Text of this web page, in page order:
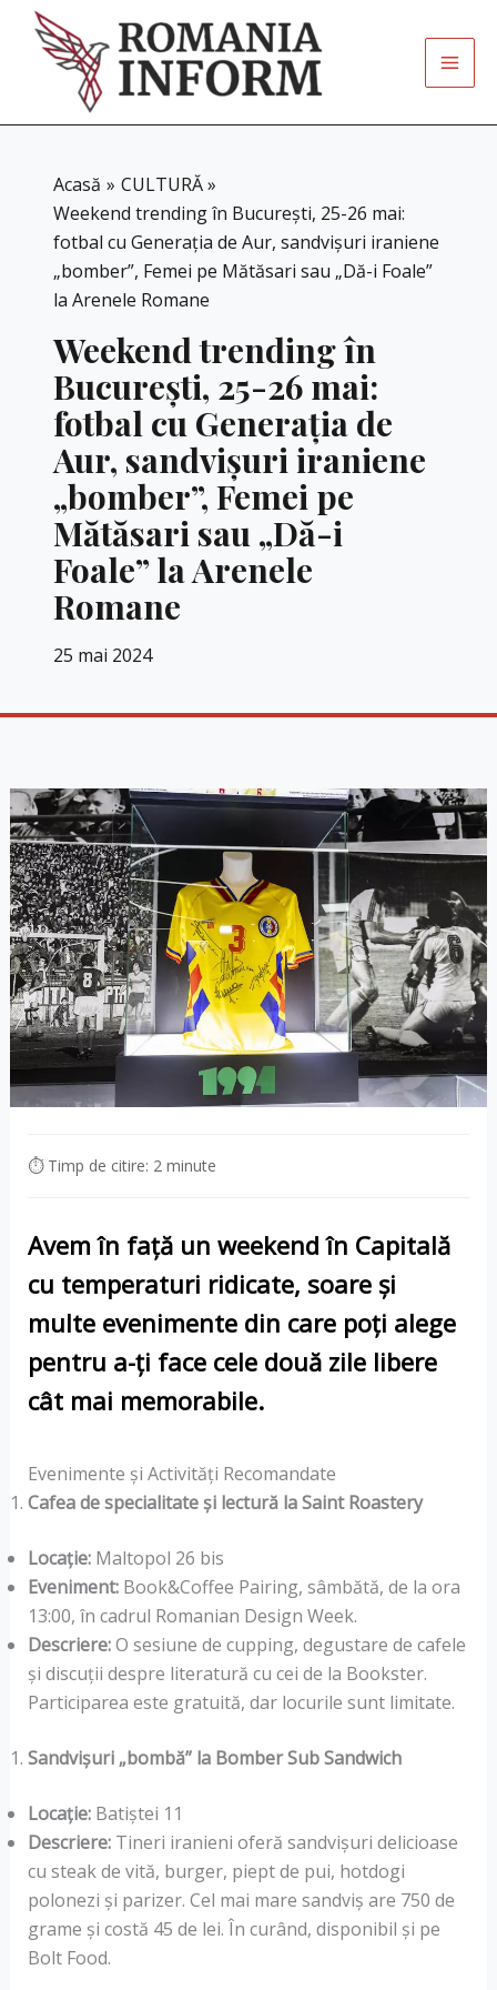
content
Acasă
CULTURĂ
Weekend trending în București, 25-26 mai:
fotbal cu Generația de Aur, sandvișuri iraniene
„bomber”, Femei pe Mătăsari sau „Dă-i Foale”
la Arenele Romane
Weekend trending în
București, 25-26 mai:
fotbal cu Generația de
Aur, sandvișuri iraniene
„bomber”, Femei pe
Mătăsari sau „Dă-i
Foale” la Arenele
Romane
25 mai 2024
⏱ Timp de citire: 2 minute
Avem în față un weekend în Capitală
cu temperaturi ridicate, soare și
multe evenimente din care poți alege
pentru a-ți face cele două zile libere
cât mai memorabile.
Evenimente și Activități Recomandate
Cafea de specialitate și lectură la Saint Roastery
Locație:Maltopol 26 bis
Eveniment:Book&Coffee Pairing, sâmbătă, de la ora
13:00, în cadrul Romanian Design Week.
Descriere:O sesiune de cupping, degustare de cafele
și discuții despre literatură cu cei de la Bookster.
Participarea este gratuită, dar locurile sunt limitate.
Sandvișuri „bombă” la Bomber Sub Sandwich
Locație:Batiștei 11
Descriere:Tineri iranieni oferă sandvișuri delicioase
cu steak de vită, burger, piept de pui, hotdogi
polonezi și parizer. Cel mai mare sandviș are 750 de
grame și costă 45 de lei. În curând, disponibil și pe
Bolt Food.